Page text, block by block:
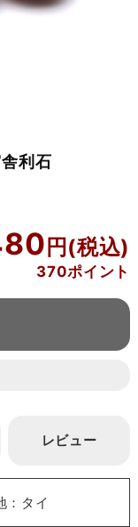
舎利石
370ポイント
レビュー
：タイ